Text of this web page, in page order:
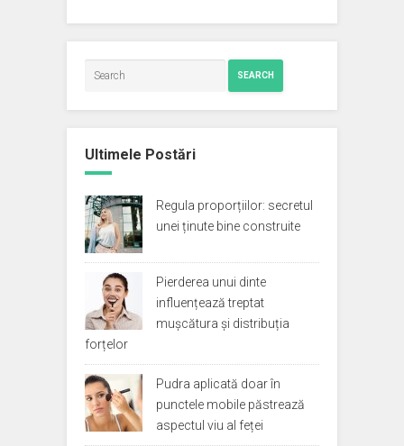
SEARCH
Ultimele Postări
Regula proporțiilor: secretul
unei ținute bine construite
Pierderea unui dinte
influențează treptat
mușcătura și distribuția
forțelor
Pudra aplicată doar în
punctele mobile păstrează
aspectul viu al feței